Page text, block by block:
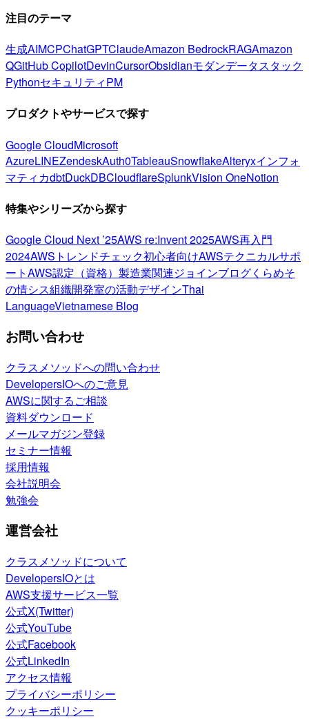
注目のテーマ
生成AIMCPChatGPTClaudeAmazon BedrockRAGAmazon
QGitHub CopilotDevinCursorObsidianモダンデータスタック
PythonセキュリティPM
プロダクトやサービスで探す
Google CloudMicrosoft
AzureLINEZendeskAuth0TableauSnowflakeAlteryxインフォ
マティカdbtDuckDBCloudflareSplunkVision OneNotion
特集やシリーズから探す
Google Cloud Next ’25AWS re:Invent 2025AWS再入門
2024AWSトレンドチェック初心者向けAWSテクニカルサポ
ートAWS認定（資格） 製造業関連ジョインブログくらめそ
の情シス組織開発室の活動デザインThai
LanguageVietnamese Blog
お問い合わせ
クラスメソッドへの問い合わせ
DevelopersIOへのご意見
AWSに関するご相談
資料ダウンロード
メールマガジン登録
セミナー情報
採用情報
会社説明会
勉強会
運営会社
クラスメソッドについて
DevelopersIOとは
AWS支援サービス一覧
公式X(Twitter)
公式YouTube
公式Facebook
公式LinkedIn
アクセス情報
プライバシーポリシー
クッキーポリシー